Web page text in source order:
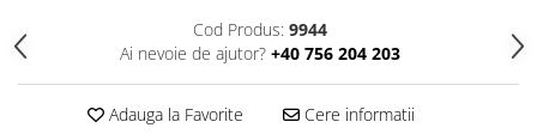
Cod Produs: 9944
Ai nevoie de ajutor? +40 756 204 203
Adauga la Favorite Cere informatii